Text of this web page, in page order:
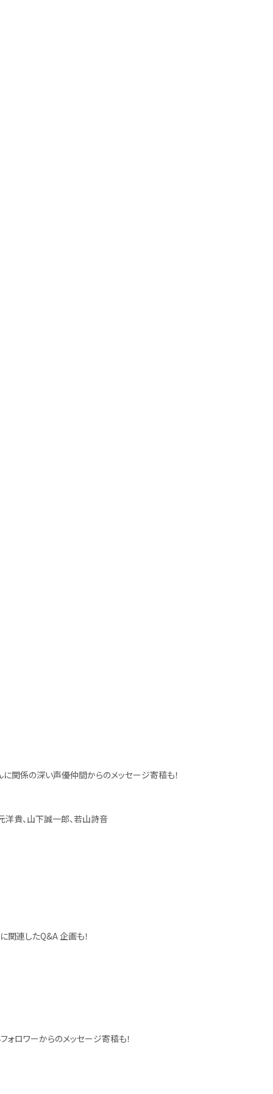
関係の深い声優仲間からのメッセージ寄稿も！
洋貴、山下誠一郎、若山詩音
関連したQ&A 企画も！
ロワーからのメッセージ寄稿も！